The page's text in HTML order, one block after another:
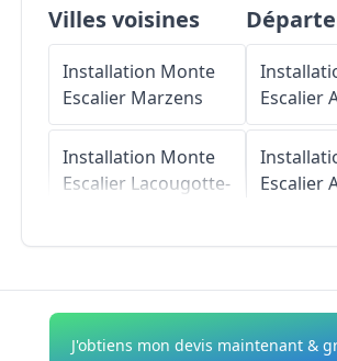
Villes voisines
Installation Monte
Escalier Marzens
Installation Monte
Escalier Lacougotte-
EscalierRoquevidal
Installation Monte
Escalier
Escalier
Escalier
J'obtiens mon devis maintenant &